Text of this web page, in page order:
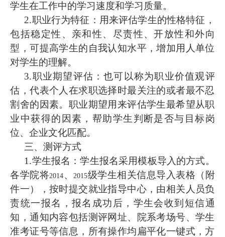
学生在工作中的学习速度和学习质量。
2.职业行为特征： 用来评估学生的性格特征，
包括稳定性、亲和性、尽责性、开放性和外向
型，可提高学生的自我认知水平，增加用人单位
对学生的理解。
3.职业期望评估：也可以称为职业价值观评
估，代表个人在求职选择时最关注的或者最不忍
割舍的因素。职业期望用来评估学生最希望从职
业中获得的因素，帮助学生判断是否与目标岗
位、企业文化匹配。
三、测评方式
1.学生报名：学生报名采用模板导入的方式。
各学院将2014 、 2015级学生相关信息导入表格（附
件一），按时提交就业指导中心，由相关人员负
责统一报名，报名成功后，学生会收到短信通
知，通知内容包括测评网址、院系考场号、学生
准考证号等信息，所有操作均扁平化一键式，方